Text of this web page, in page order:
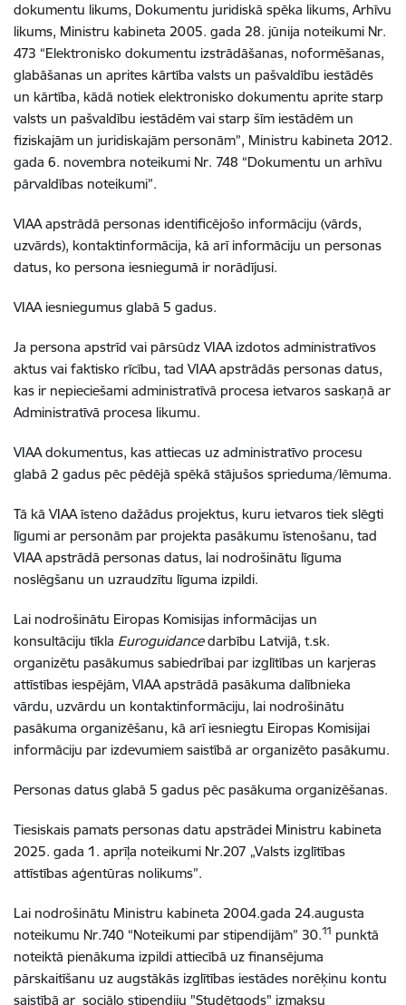
dokumentu likums, Dokumentu juridiskā spēka likums, Arhīvu
likums, Ministru kabineta 2005. gada 28. jūnija noteikumi Nr.
473 “Elektronisko dokumentu izstrādāšanas, noformēšanas,
glabāšanas un aprites kārtība valsts un pašvaldību iestādēs
un kārtība, kādā notiek elektronisko dokumentu aprite starp
valsts un pašvaldību iestādēm vai starp šīm iestādēm un
fiziskajām un juridiskajām personām”, Ministru kabineta 2012.
gada 6. novembra noteikumi Nr. 748 “Dokumentu un arhīvu
pārvaldības noteikumi”.
VIAA apstrādā personas identificējošo informāciju (vārds,
uzvārds), kontaktinformācija, kā arī informāciju un personas
datus, ko persona iesniegumā ir norādījusi.
VIAA iesniegumus glabā 5 gadus.
Ja persona apstrīd vai pārsūdz VIAA izdotos administratīvos
aktus vai faktisko rīcību, tad VIAA apstrādās personas datus,
kas ir nepieciešami administratīvā procesa ietvaros saskaņā ar
Administratīvā procesa likumu.
VIAA dokumentus, kas attiecas uz administratīvo procesu
glabā 2 gadus pēc pēdējā spēkā stājušos sprieduma/lēmuma.
Tā kā VIAA īsteno dažādus projektus, kuru ietvaros tiek slēgti
līgumi ar personām par projekta pasākumu īstenošanu, tad
VIAA apstrādā personas datus, lai nodrošinātu līguma
noslēgšanu un uzraudzītu līguma izpildi.
Lai nodrošinātu Eiropas Komisijas informācijas un
konsultāciju tīkla Euroguidancedarbību Latvijā, t.sk.
organizētu pasākumus sabiedrībai par izglītības un karjeras
attīstības iespējām, VIAA apstrādā pasākuma dalībnieka
vārdu, uzvārdu un kontaktinformāciju, lai nodrošinātu
pasākuma organizēšanu, kā arī iesniegtu Eiropas Komisijai
informāciju par izdevumiem saistībā ar organizēto pasākumu.
Personas datus glabā 5 gadus pēc pasākuma organizēšanas.
Tiesiskais pamats personas datu apstrādei Ministru kabineta
2025. gada 1. aprīļa noteikumi Nr.207 „Valsts izglītības
attīstības aģentūras nolikums”.
Lai nodrošinātu Ministru kabineta 2004.gada 24.augusta
noteikumu Nr.740 “Noteikumi par stipendijām” 30.11 punktā
noteiktā pienākuma izpildi attiecībā uz finansējuma
pārskaitīšanu uz augstākās izglītības iestādes norēķinu kontu
saistībā ar sociālo stipendiju "Studētgods" izmaksu